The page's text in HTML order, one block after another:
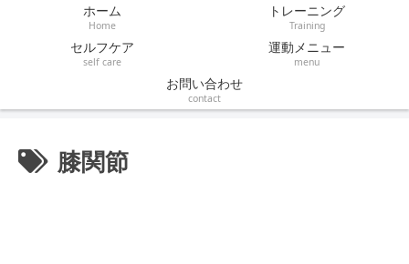
ホーム
Home
トレーニング
Training
セルフケア
self care
運動メニュー
menu
お問い合わせ
contact
膝関節